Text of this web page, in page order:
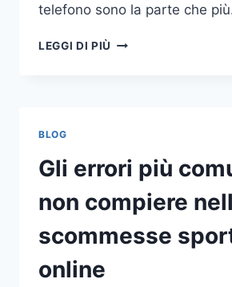
telefono sono la parte che
LEGGI DI PIÙ UN
PULIZIA
DELLE
APPARECCHIATURE
DA
BLOG
Gli errori più
non compiere
scommesse
online